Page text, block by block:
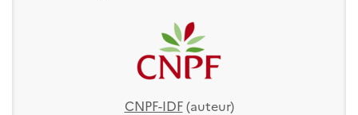
CNPF-IDF(auteur)